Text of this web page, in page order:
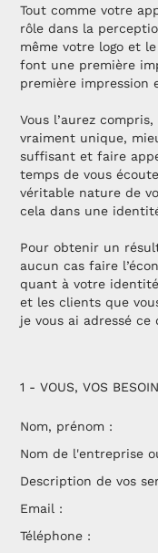
Tout comme votre
rôle dans la
même votre logo et
font une première
première impression
Vous l’aurez
vraiment unique,
suffisant et faire
temps de vous
véritable nature de
cela dans une
Pour obtenir un
aucun cas faire
quant à votre
et les clients que
je vous ai adressé ce
1 - VOUS, VOS
Nom, prénom :
Nom de l'entreprise
Description de vos
Email :
Téléphone :